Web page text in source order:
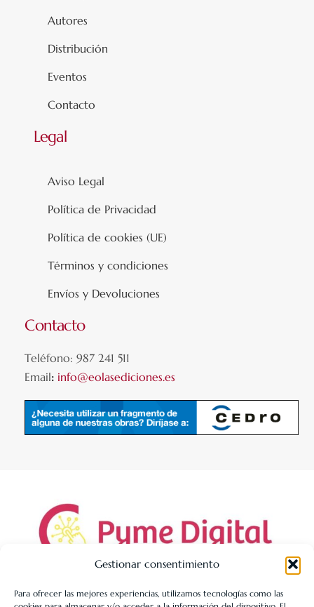
Gestionar consentimiento
Para ofrecer las mejores experiencias, utilizamos tecnologías como las
Autores
Distribución
Eventos
Contacto
Legal
Aviso Legal
Política de Privacidad
Política de cookies (UE)
Términos y condiciones
Envíos y Devoluciones
Contacto
Teléfono: 987 241 511
Email: info@eolasediciones.es